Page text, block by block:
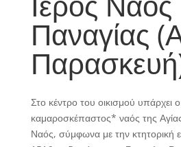
Παναγίας
Στο κέντρο του οικισμού υπάρχει
καμαροσκέπαστος* ναός της
Ναός, σύμφωνα με την κτητορική